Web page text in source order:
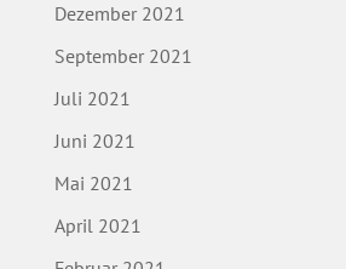
Dezember 2021
September 2021
Juli 2021
Juni 2021
Mai 2021
April 2021